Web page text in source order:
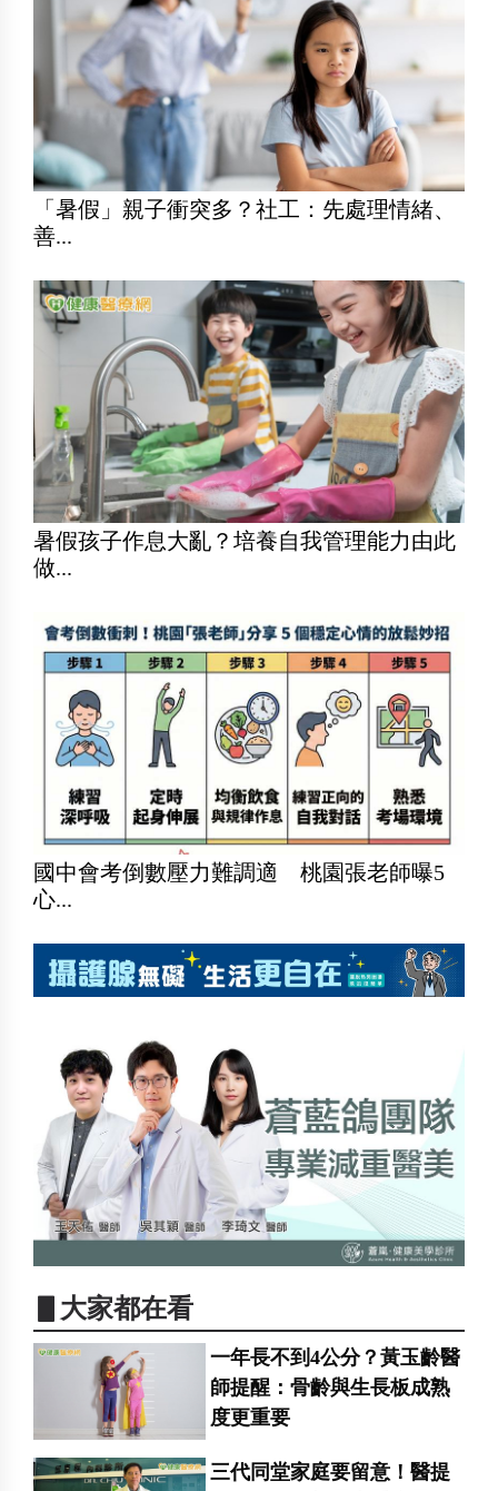
「暑假」親子衝突多？社工：先處理情緒、
善...
暑假孩子作息大亂？培養自我管理能力由此
做...
國中會考倒數壓力難調適 桃園張老師曝5
心...
▋大家都在看
一年長不到4公分？黃玉齡醫
師提醒：骨齡與生長板成熟
度更重要
三代同堂家庭要留意！醫提